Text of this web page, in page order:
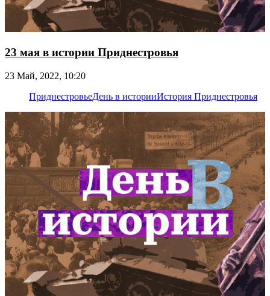
23 мая в истории Приднестровья
23 Май, 2022, 10:20
ПриднестровьеДень в историиИстория Приднестровья